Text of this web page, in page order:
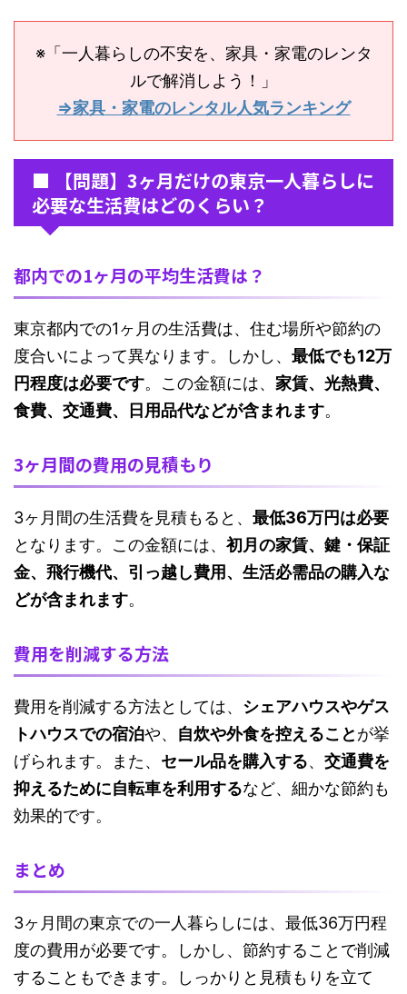
※「一人暮らしの不安を、家具・家電のレンタ
ルで解消しよう！」
⇒家具・家電のレンタル人気ランキング
■ 【問題】3ヶ月だけの東京一人暮らしに
必要な生活費はどのくらい？
都内での1ヶ月の平均生活費は？
東京都内での1ヶ月の生活費は、住む場所や節約の
度合いによって異なります。しかし、 最低でも12万
円程度は必要です。この金額には、 家賃、光熱費、
食費、交通費、日用品代などが含まれます。
3ヶ月間の費用の見積もり
3ヶ月間の生活費を見積もると、 最低36万円は必要
となります。この金額には、 初月の家賃、鍵・保証
金、飛行機代、引っ越し費用、生活必需品の購入な
どが含まれます。
費用を削減する方法
費用を削減する方法としては、 シェアハウスやゲス
トハウスでの宿泊や、 自炊や外食を控えることが挙
げられます。また、 セール品を購入する、 交通費を
抑えるために自転車を利用するなど、細かな節約も
効果的です。
まとめ
3ヶ月間の東京での一人暮らしには、最低36万円程
度の費用が必要です。しかし、節約することで削減
することもできます。しっかりと見積もりを立て